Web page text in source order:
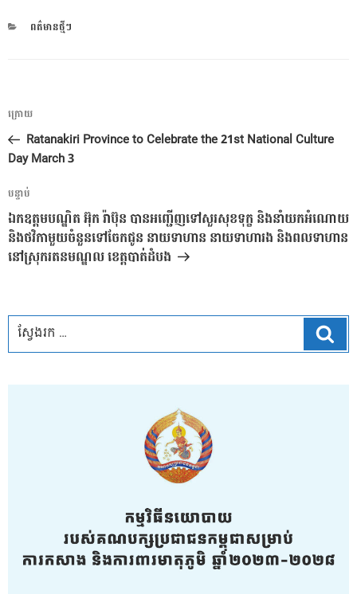
CATEGORIES
ពត៌មានថ្មីៗ
ការ​
នាំទិស​
ប្រកាស
អត្ថបទ
មុន
ក្រោយ
Ratanakiri Province to Celebrate the 21st National Culture
Day March 3
អត្ថបទ
បន្ទាប់
បន្ទាប់
ឯកឧត្ដមបណ្ឌិត អ៊ុក រ៉ាប៊ុន បានអញ្ជើញទៅសួរសុខទុក្ខ និងនាំយកអំណោយ
និងថវិកាមួយចំនួនទៅចែកជូន នាយទាហាន នាយទាហារង និងពលទាហាន
នៅស្រុករតនមណ្ឌល ខេត្តបាត់ដំបង